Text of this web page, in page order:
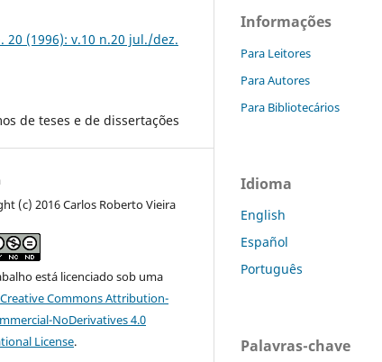
20 (1996): v.10 n.20 jul./dez.
de teses e de dissertações
(c) 2016 Carlos Roberto Vieira
está licenciado sob uma
Creative Commons Attribution-
NoDerivatives 4.0
License.
Informações
Para Leitores
Para Autores
Para Bibliotecários
Idioma
English
Español
Português
Palavras-chave